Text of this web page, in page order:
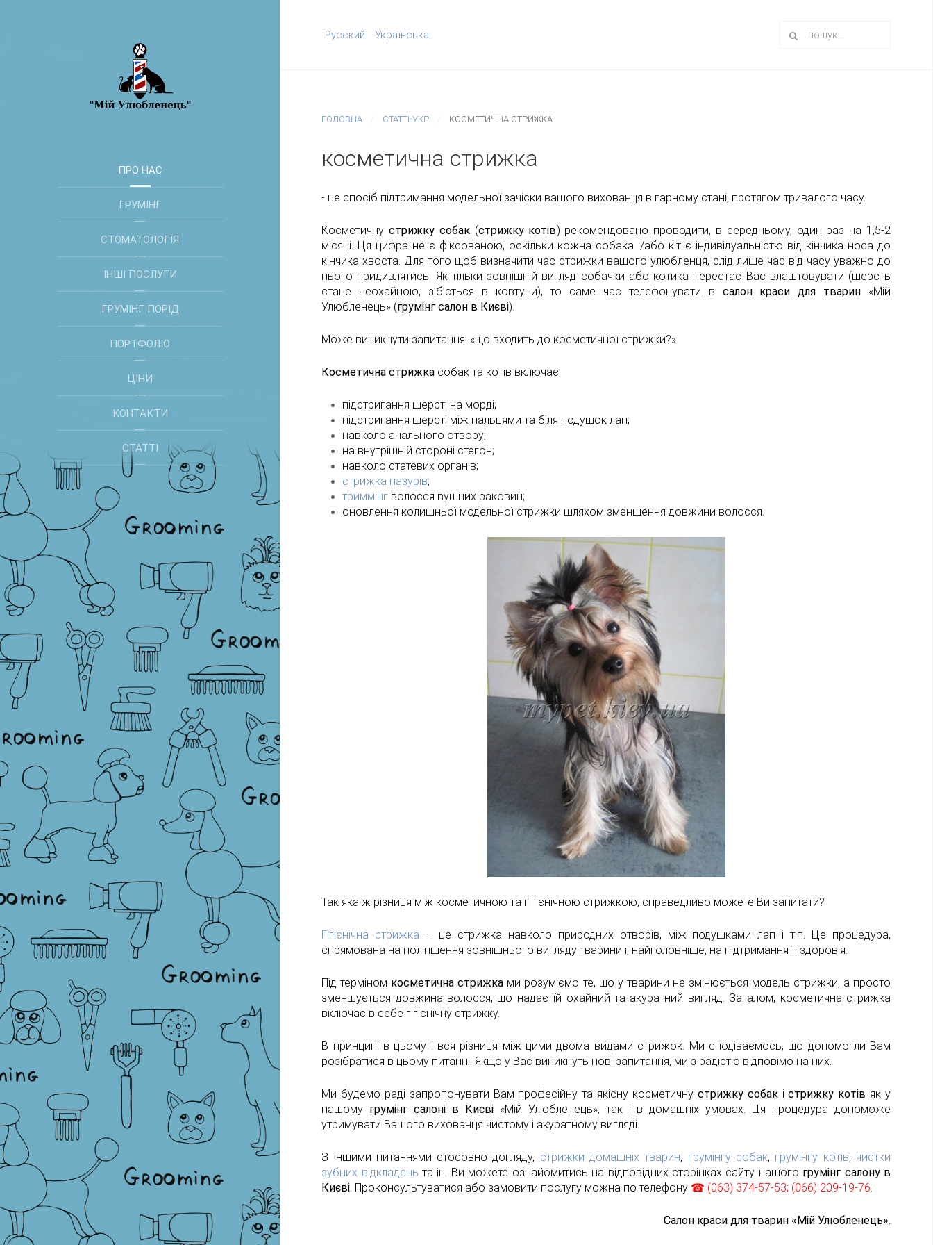
ПРО НАС
ГРУМІНГ
СТОМАТОЛОГІЯ
ІНШІ ПОСЛУГИ
ГРУМІНГ ПОРІД
ПОРТФОЛІО
ЦІНИ
КОНТАКТИ
СТАТТІ
Русский Українська
ГОЛОВНА СТАТТІ-УКР КОСМЕТИЧНА СТРИЖКА
косметична стрижка
- це спосіб підтримання модельної зачіски вашого вихованця в гарному стані, протягом тривалого часу.
Косметичнустрижку собак(стрижку котів) рекомендовано проводити, в середньому, один раз на 1,5-2
місяці. Ця цифра не є фіксованою, оскільки кожна собака і/або кіт є індивідуальністю від кінчика носа до
кінчика хвоста. Для того щоб визначити час стрижки вашого улюбленця, слід лише час від часу уважно до
нього придивлятись. Як тільки зовнішній вигляд собачки або котика перестає Вас влаштовувати (шерсть
стане неохайною, зіб’ється в ковтуни), то саме час телефонувати в салонкраси для тварин «Мій
Улюбленець» (грумінг салон в Києві).
Може виникнути запитання: «що входить до косметичної стрижки?»
Косметична стрижка собак та котів включає:
підстригання шерсті на морді;
підстригання шерсті між пальцями та біля подушок лап;
навколо анального отвору;
на внутрішній стороні стегон;
навколо статевих органів;
стрижка пазурів;
триммінг волосся вушних раковин;
оновлення колишньої модельної стрижки шляхом зменшення довжини волосся.
Так яка ж різниця між косметичною та гігієнічною стрижкою, справедливо можете Ви запитати?
Гігієнічна стрижка – це стрижка навколо природних отворів, між подушками лап і т.п. Це процедура,
спрямована на поліпшення зовнішнього вигляду тварини і, найголовніше, на підтримання її здоров'я.
Під терміном косметична стрижка ми розуміємо те, що у тварини не змінюється модель стрижки, а просто
зменшується довжина волосся, що надає їй охайний та акуратний вигляд. Загалом, косметична стрижка
включає в себе гігієнічну стрижку.
В принципі в цьому і вся різниця між цими двома видами стрижок. Ми сподіваємось, що допомогли Вам
розібратися в цьому питанні. Якщо у Вас виникнуть нові запитання, ми з радістю відповімо на них.
Ми будемо раді запропонувати Вам професійну та якісну косметичну стрижкусобакістрижку котів як у
нашому грумінг салоні в Києві«Мій Улюбленець», так і в домашніх умовах. Ця процедура допоможе
утримувати Вашого вихованця чистому і акуратному вигляді.
З іншими питаннями стосовно догляду, стрижки домашніх тварин, грумінгу собак, грумінгу котів, чистки
зубних відкладень та ін. Ви можете ознайомитись на відповідних сторінках сайту нашого грумінг салону в
Києві . Проконсультуватися або замовити послугу можна по телефону ☎ (063) 374-57-53; (066) 209-19-76.
Салон краси для тварин «Мій Улюбленець».